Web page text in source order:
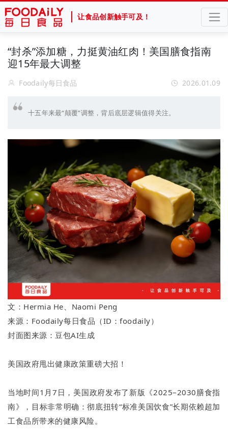
让食品创新触手可及！
“封杀”添加糖，力挺黄油红肉！美国膳食指南
迎15年最大调整
Foodaily每日食品 2026.01.09
十五年来最“颠覆”调整，背后底层逻辑值得关注。
文：Hermia He、Naomi Peng
来源：Foodaily每日食品（ID：foodaily）
封面图来源：豆包AI生成
美国政府甩出健康政策重磅大招！
当地时间1月7日，美国政府发布了新版《2025–2030膳食指
南》，目标非常明确：彻底扭转“标准美国饮食”长期依赖超加
工食品所带来的健康风险。